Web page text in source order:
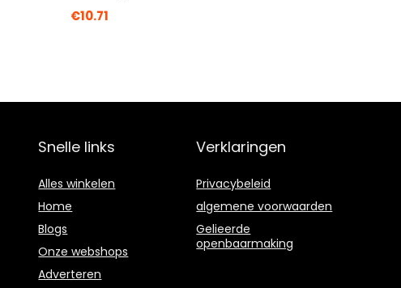
€10.71
Snelle links
Alles winkelen
Home
Blogs
Onze webshops
Adverteren
Verklaringen
Privacybeleid
algemene voorwaarden
Gelieerde
openbaarmaking